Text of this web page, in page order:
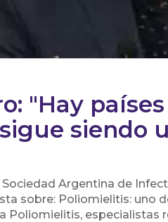
"Hay
siendo
Argentina de
sobre: Poliomielitis: uno
Poliomielitis,